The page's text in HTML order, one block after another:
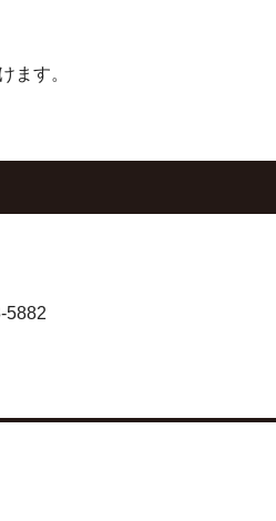
ます。
5882